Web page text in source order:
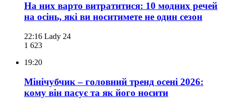
На них варто витратитися: 10 модних речей
на осінь, які ви носитимете не один сезон
22:16 Lady 24
1 623
19:20
Мінічубчик – головний тренд осені 2026:
кому він пасує та як його носити